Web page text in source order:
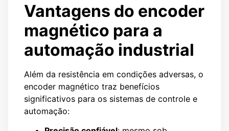
Vantagens do encoder
magnético para a
automação industrial
Além da resistência em condições adversas, o
encoder magnético traz benefícios
significativos para os sistemas de controle e
automação: